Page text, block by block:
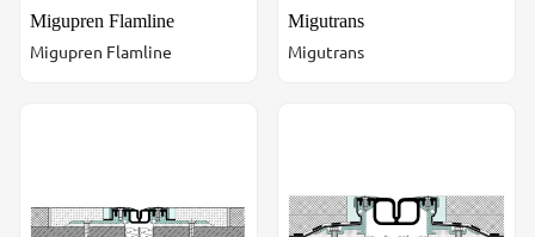
Migupren Flamline
Migupren Flamline
Migutrans
Migutrans